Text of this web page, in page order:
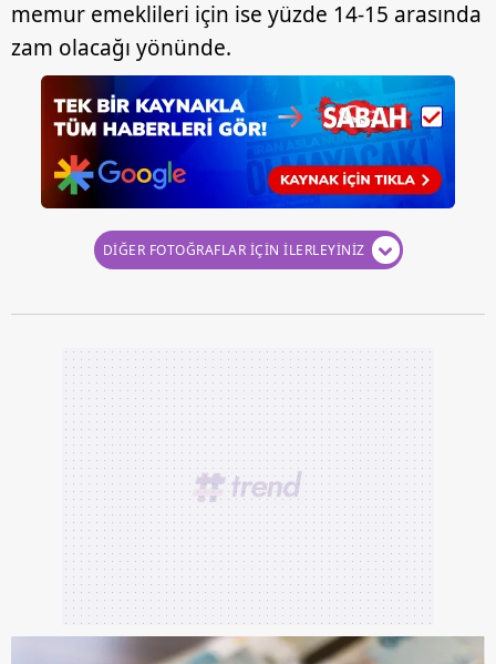
memur emeklileri için ise yüzde 14-15 arasında
zam olacağı yönünde.
DİĞER FOTOĞRAFLAR İÇİN İLERLEYİNİZ